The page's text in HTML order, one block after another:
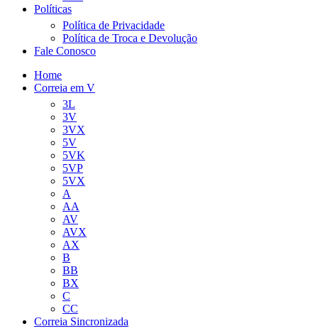
Políticas
Política de Privacidade
Política de Troca e Devolução
Fale Conosco
Home
Correia em V
3L
3V
3VX
5V
5VK
5VP
5VX
A
AA
AV
AVX
AX
B
BB
BX
C
CC
Correia Sincronizada